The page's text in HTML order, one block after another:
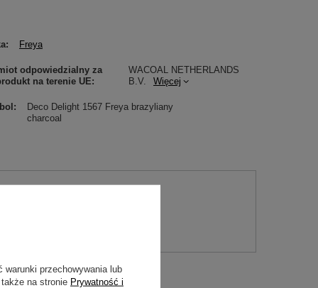
Freya
odpowiedzialny za
na terenie UE
WACOAL NETHERLANDS
B.V.
Więcej
Deco Delight 1567 Freya brazyliany
charcoal
warunki przechowywania lub
na stronie Prywatność i